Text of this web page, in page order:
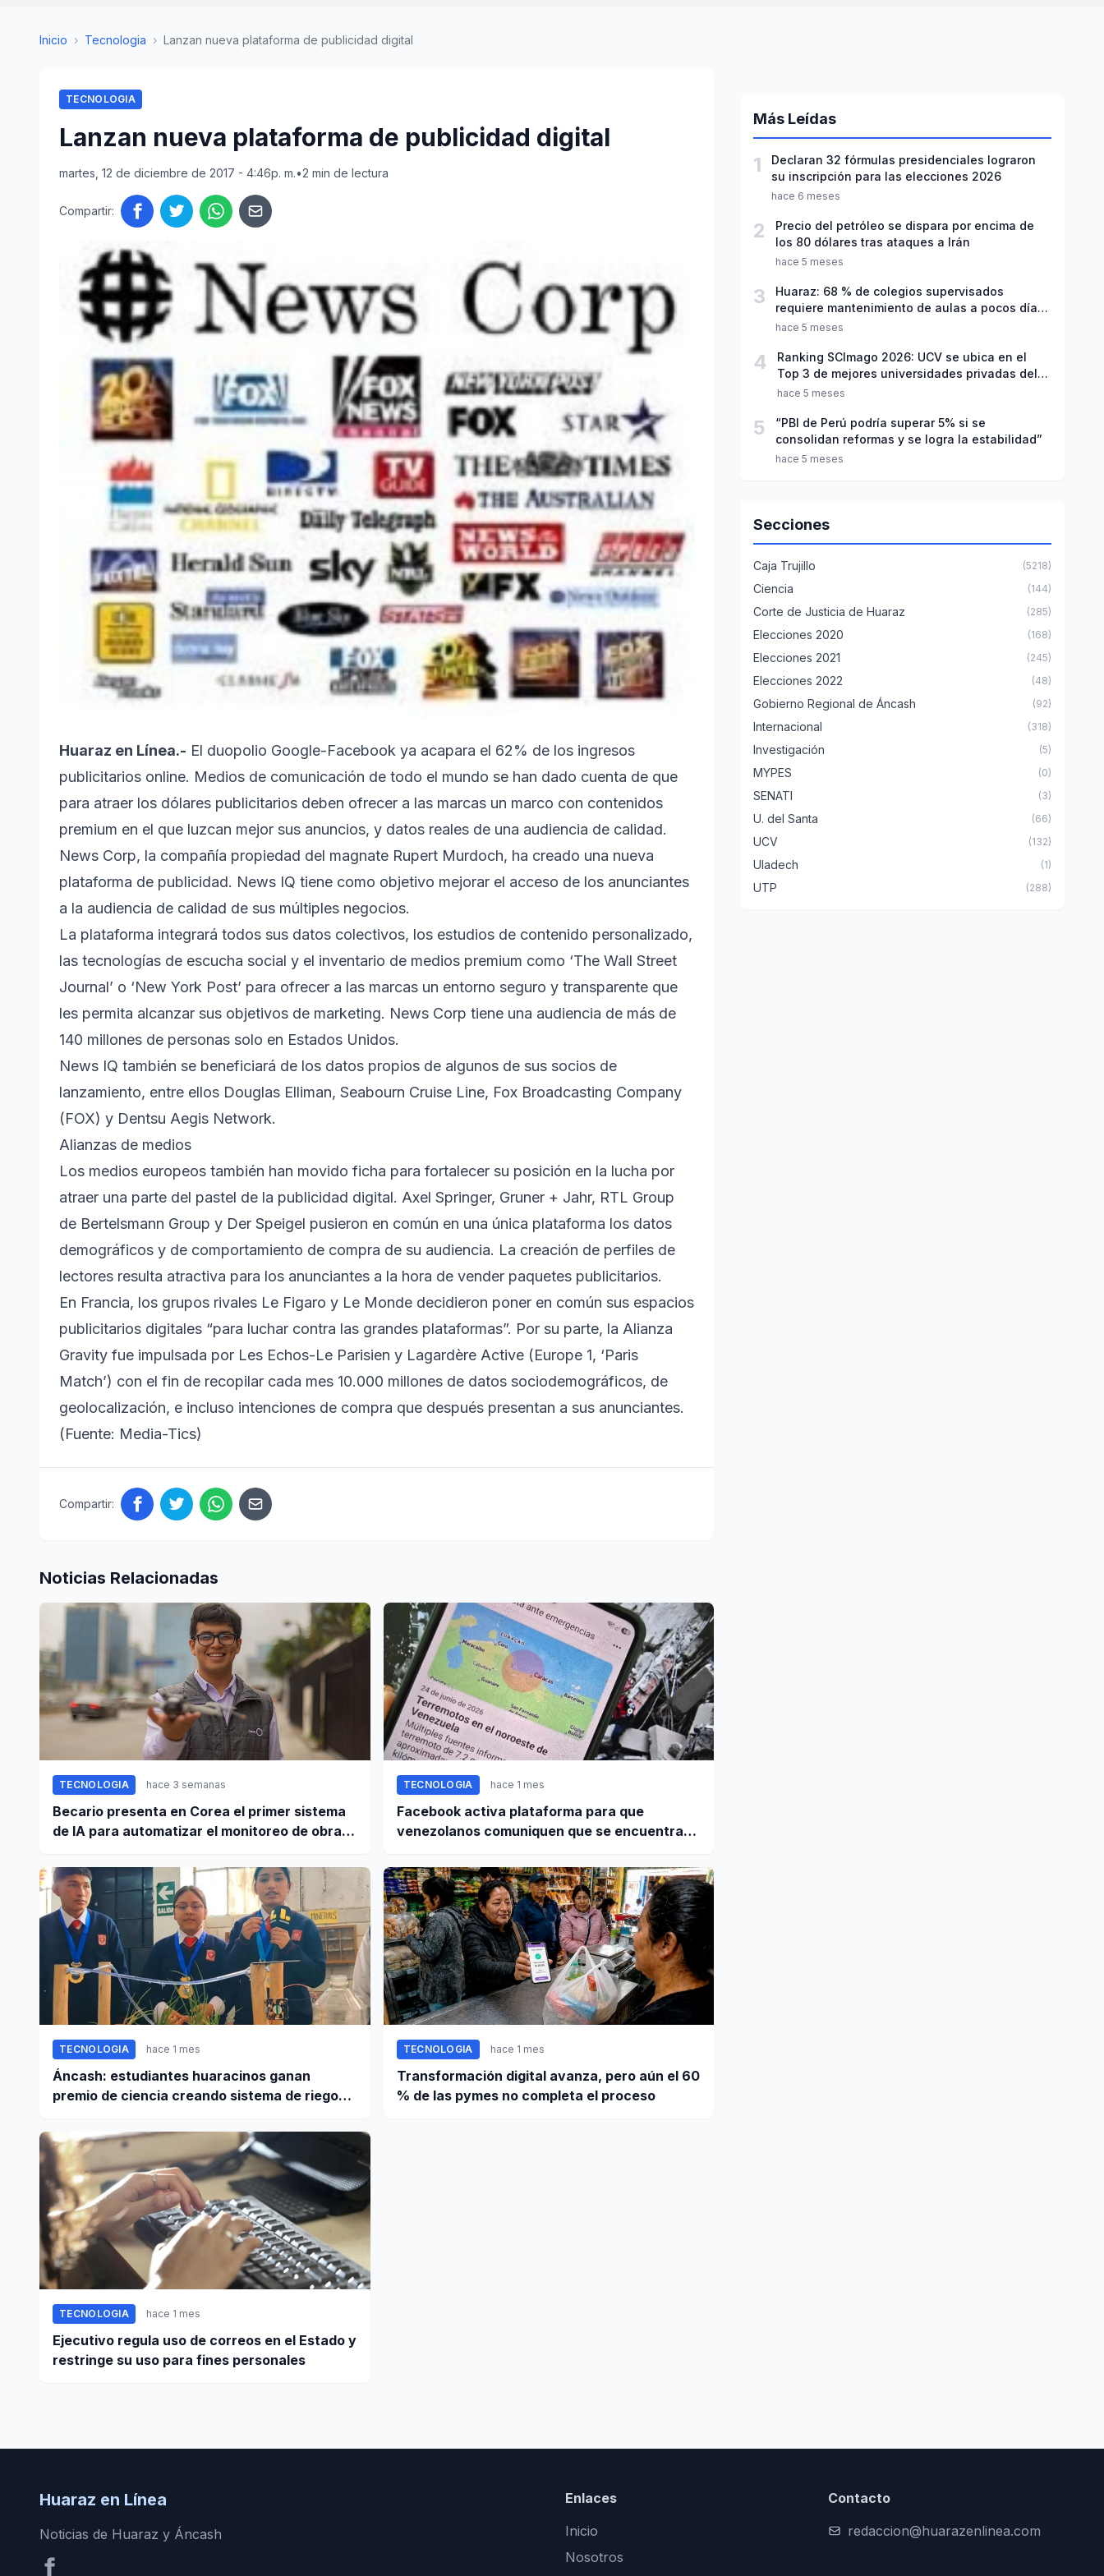
Inicio › Tecnologia › Lanzan nueva plataforma de publicidad digital
TECNOLOGIA
Lanzan nueva plataforma de publicidad digital
martes, 12 de diciembre de 2017 - 4:46p. m.•2 min de lectura
Compartir:
Huaraz en Línea.- El duopolio Google-Facebook ya acapara el 62% de los ingresos
publicitarios online. Medios de comunicación de todo el mundo se han dado cuenta de que
para atraer los dólares publicitarios deben ofrecer a las marcas un marco con contenidos
premium en el que luzcan mejor sus anuncios, y datos reales de una audiencia de calidad.
News Corp, la compañía propiedad del magnate Rupert Murdoch, ha creado una nueva
plataforma de publicidad. News IQ tiene como objetivo mejorar el acceso de los anunciantes
a la audiencia de calidad de sus múltiples negocios.
La plataforma integrará todos sus datos colectivos, los estudios de contenido personalizado,
las tecnologías de escucha social y el inventario de medios premium como ‘The Wall Street
Journal’ o ‘New York Post’ para ofrecer a las marcas un entorno seguro y transparente que
les permita alcanzar sus objetivos de marketing. News Corp tiene una audiencia de más de
140 millones de personas solo en Estados Unidos.
News IQ también se beneficiará de los datos propios de algunos de sus socios de
lanzamiento, entre ellos Douglas Elliman, Seabourn Cruise Line, Fox Broadcasting Company
(FOX) y Dentsu Aegis Network.
Alianzas de medios
Los medios europeos también han movido ficha para fortalecer su posición en la lucha por
atraer una parte del pastel de la publicidad digital. Axel Springer, Gruner + Jahr, RTL Group
de Bertelsmann Group y Der Speigel pusieron en común en una única plataforma los datos
demográficos y de comportamiento de compra de su audiencia. La creación de perfiles de
lectores resulta atractiva para los anunciantes a la hora de vender paquetes publicitarios.
En Francia, los grupos rivales Le Figaro y Le Monde decidieron poner en común sus espacios
publicitarios digitales “para luchar contra las grandes plataformas”. Por su parte, la Alianza
Gravity fue impulsada por Les Echos-Le Parisien y Lagardère Active (Europe 1, ‘Paris
Match’) con el fin de recopilar cada mes 10.000 millones de datos sociodemográficos, de
geolocalización, e incluso intenciones de compra que después presentan a sus anunciantes.
(Fuente: Media-Tics)
Compartir:
Noticias Relacionadas
TECNOLOGIA hace 3 semanas
Becario presenta en Corea el primer sistema
de IA para automatizar el monitoreo de obras
TECNOLOGIA hace 1 mes
Facebook activa plataforma para que
venezolanos comuniquen que se encuentran
TECNOLOGIA hace 1 mes
Áncash: estudiantes huaracinos ganan
premio de ciencia creando sistema de riego
TECNOLOGIA hace 1 mes
Transformación digital avanza, pero aún el 60
% de las pymes no completa el proceso
TECNOLOGIA hace 1 mes
Ejecutivo regula uso de correos en el Estado y
restringe su uso para fines personales
Más Leídas
1
Declaran 32 fórmulas presidenciales lograron
su inscripción para las elecciones 2026
hace 6 meses
2
Precio del petróleo se dispara por encima de
los 80 dólares tras ataques a Irán
hace 5 meses
3
Huaraz: 68 % de colegios supervisados
requiere mantenimiento de aulas a pocos días
de inicio del año escolar 2026
hace 5 meses
4
Ranking SCImago 2026: UCV se ubica en el
Top 3 de mejores universidades privadas del
Perú
hace 5 meses
5
“PBI de Perú podría superar 5% si se
consolidan reformas y se logra la estabilidad”
hace 5 meses
Secciones
Caja Trujillo (5218)
Ciencia (144)
Corte de Justicia de Huaraz (285)
Elecciones 2020 (168)
Elecciones 2021 (245)
Elecciones 2022 (48)
Gobierno Regional de Áncash (92)
Internacional (318)
Investigación (5)
MYPES (0)
SENATI (3)
U. del Santa (66)
UCV (132)
Uladech (1)
UTP (288)
Huaraz en Línea
Noticias de Huaraz y Áncash
Enlaces
Inicio
Nosotros
Contacto
redaccion@huarazenlinea.com